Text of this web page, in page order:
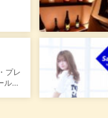
プレ
ル…